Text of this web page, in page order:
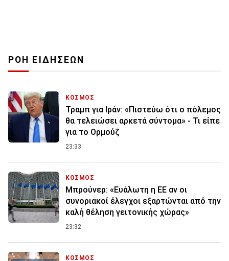
ΡΟΗ ΕΙΔΗΣΕΩΝ
ΚΟΣΜΟΣ
Τραμπ για Ιράν: «Πιστεύω ότι ο πόλεμος
θα τελειώσει αρκετά σύντομα» - Τι είπε
για το Ορμούζ
23:33
ΚΟΣΜΟΣ
Μπρούνερ: «Ευάλωτη η ΕΕ αν οι
συνοριακοί έλεγχοι εξαρτώνται από την
καλή θέληση γειτονικής χώρας»
23:32
ΚΟΣΜΟΣ